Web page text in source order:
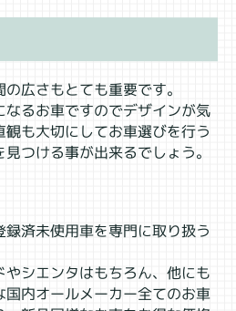
広さもとても重要です。
なるお車ですのでデザインが気
も大切にしてお車選びを行う
つける事が出来るでしょう。
済未使用車を専門に取り扱う
シエンタはもちろん、他にも
内オールメーカー全てのお車